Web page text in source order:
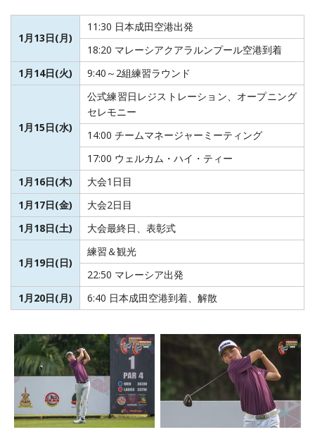
1月13日(月)
11:30 日本成田空港出発
18:20 マレーシアクアラルンプール空港到着
1月14日(火)
9:40～2組練習ラウンド
1月15日(水)
公式練習日レジストレーション、オープニング
セレモニー
14:00 チームマネージャーミーティング
17:00 ウェルカム・ハイ・ティー
1月16日(木)
大会1日目
1月17日(金)
大会2日目
1月18日(土)
大会最終日、表彰式
1月19日(日)
練習＆観光
22:50 マレーシア出発
1月20日(月)
6:40 日本成田空港到着、解散